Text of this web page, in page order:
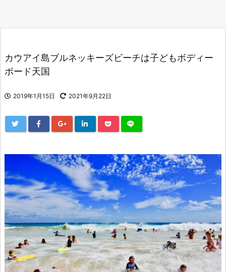
カウアイ島ブルネッキーズビーチは子どもボディー
ボード天国
2019年1月15日 2021年9月22日